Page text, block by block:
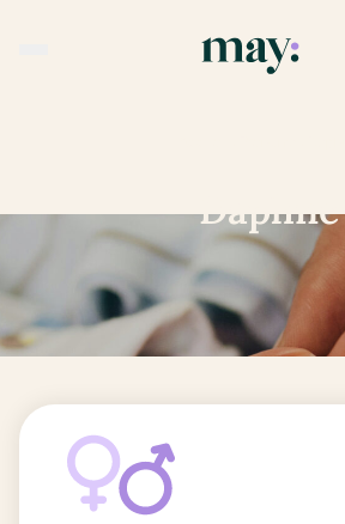
Daphne